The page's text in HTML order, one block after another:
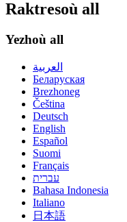
Raktresoù all
Yezhoù all
العربية
Беларуская
Brezhoneg
Čeština
Deutsch
English
Español
Suomi
Français
עברית
Bahasa Indonesia
Italiano
日本語